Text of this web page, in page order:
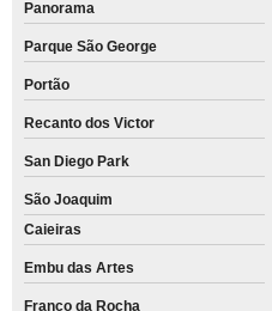
Panorama
Parque São George
Portão
Recanto dos Victor
San Diego Park
São Joaquim
Caieiras
Embu das Artes
Franco da Rocha